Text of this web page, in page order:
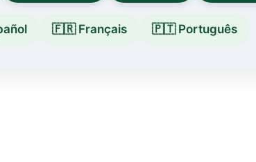
🇫🇷 Français 🇵🇹 Português